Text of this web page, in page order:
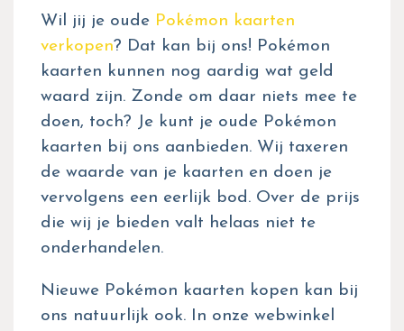
Wil jij je oude Pokémon kaarten
verkopen? Dat kan bij ons! Pokémon
kaarten kunnen nog aardig wat geld
waard zijn. Zonde om daar niets mee te
doen, toch? Je kunt je oude Pokémon
kaarten bij ons aanbieden. Wij taxeren
de waarde van je kaarten en doen je
vervolgens een eerlijk bod. Over de prijs
die wij je bieden valt helaas niet te
onderhandelen.
Nieuwe Pokémon kaarten kopen kan bij
ons natuurlijk ook. In onze webwinkel